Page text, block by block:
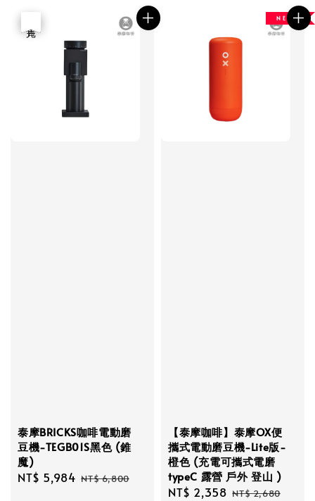
泰摩BRICKS咖啡電動磨
豆機-TEGB01S黑色 (錐
魔)
Sale
NT$ 5,984 Regular
NT$ 6,800
N E W
【泰摩咖啡】泰摩OX便
攜式電動磨豆機-Lite版-
橙色 (充電可攜式電磨
typeC 露營 戶外 登山 )
Sale
NT$ 2,358 Regular
NT$ 2,680